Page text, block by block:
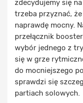
zdecydujemy się
trzeba przyznać,
naprawdę mocny.
przełącznik
wybór jednego z
się w grze
do mocniejszego
sprawdzi się
partiach solowych.